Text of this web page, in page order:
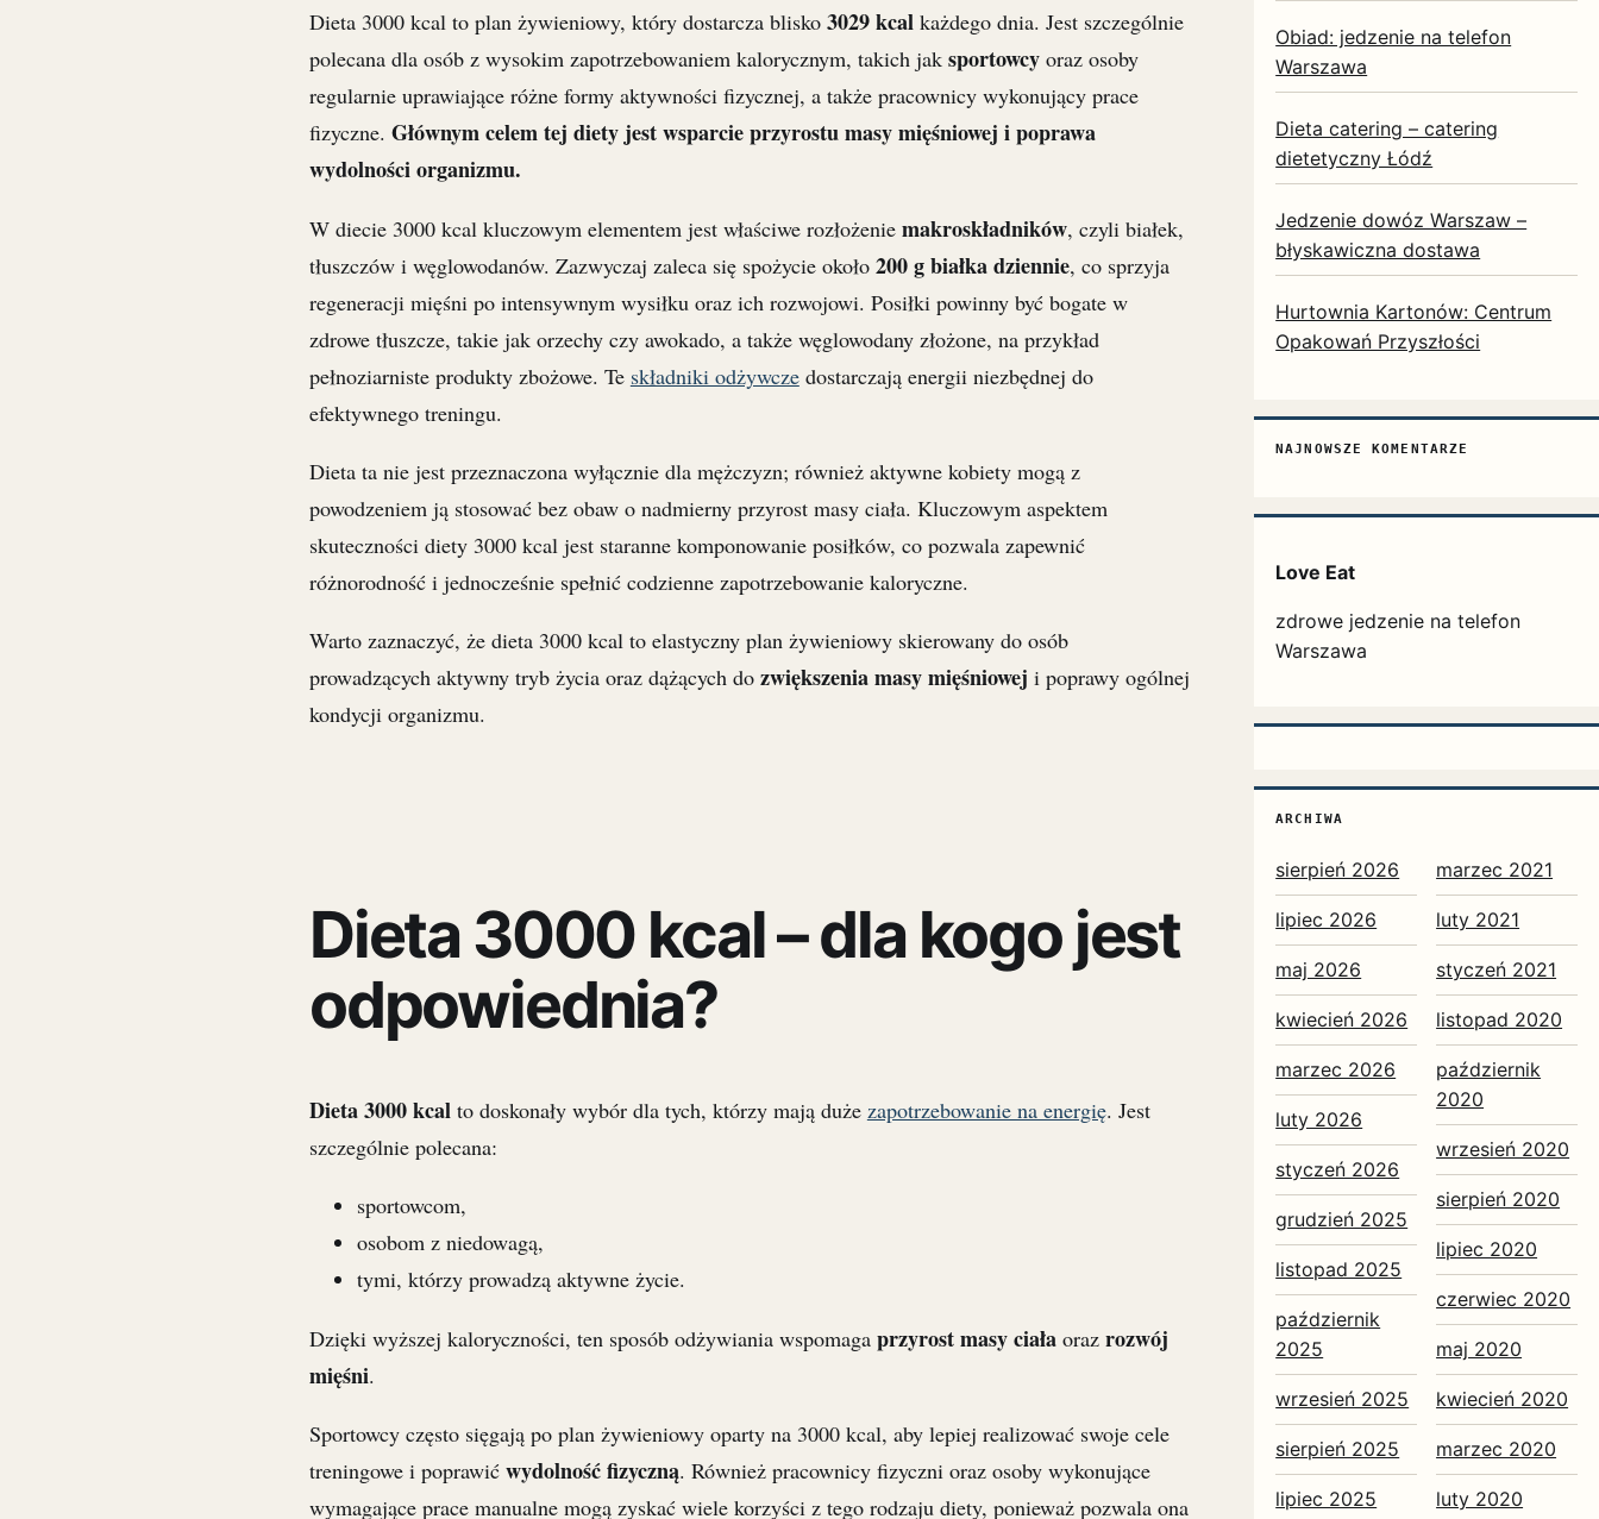
Dieta 3000 kcal to plan żywieniowy, który dostarcza blisko 3029 kcalkażdego dnia. Jest szczególnie
polecana dla osób z wysokim zapotrzebowaniem kalorycznym, takich jak sportowcyoraz osoby
regularnie uprawiające różne formy aktywności fizycznej, a także pracownicy wykonujący prace
fizyczne. Głównym celem tej diety jest wsparcie przyrostu masy mięśniowej i poprawa
wydolności organizmu.
W diecie 3000 kcal kluczowym elementem jest właściwe rozłożenie makroskładników, czyli białek,
tłuszczów i węglowodanów. Zazwyczaj zaleca się spożycie około 200 g białka dziennie, co sprzyja
regeneracji mięśni po intensywnym wysiłku oraz ich rozwojowi. Posiłki powinny być bogate w
zdrowe tłuszcze, takie jak orzechy czy awokado, a także węglowodany złożone, na przykład
pełnoziarniste produkty zbożowe. Te składniki odżywczedostarczają energii niezbędnej do
efektywnego treningu.
Dieta ta nie jest przeznaczona wyłącznie dla mężczyzn; również aktywne kobiety mogą z
powodzeniem ją stosować bez obaw o nadmierny przyrost masy ciała. Kluczowym aspektem
skuteczności diety 3000 kcal jest staranne komponowanie posiłków, co pozwala zapewnić
różnorodność i jednocześnie spełnić codzienne zapotrzebowanie kaloryczne.
Warto zaznaczyć, że dieta 3000 kcal to elastyczny plan żywieniowy skierowany do osób
prowadzących aktywny tryb życia oraz dążących do zwiększenia masy mięśniowej i poprawy ogólnej
kondycji organizmu.
Dieta 3000 kcal – dla kogo jest
odpowiednia?
Dieta 3000 kcalto doskonały wybór dla tych, którzy mają duże zapotrzebowanie na energię. Jest
szczególnie polecana:
sportowcom,
osobom z niedowagą,
tymi, którzy prowadzą aktywne życie.
Dzięki wyższej kaloryczności, ten sposób odżywiania wspomaga przyrost masy ciałaoraz rozwój
mięśni.
Sportowcy często sięgają po plan żywieniowy oparty na 3000 kcal, aby lepiej realizować swoje cele
treningowe i poprawić wydolność fizyczną. Również pracownicy fizyczni oraz osoby wykonujące
wymagające prace manualne mogą zyskać wiele korzyści z tego rodzaju diety, ponieważ pozwala ona
Obiad: jedzenie na telefon
Warszawa
Dieta catering – catering
dietetyczny Łódź
Jedzenie dowóz Warszaw –
błyskawiczna dostawa
Hurtownia Kartonów: Centrum
Opakowań Przyszłości
NAJNOWSZE KOMENTARZE
Love Eat
zdrowe jedzenie na telefon
Warszawa
ARCHIWA
sierpień 2026
lipiec 2026
maj 2026
kwiecień 2026
marzec 2026
luty 2026
styczeń 2026
grudzień 2025
listopad 2025
październik
2025
wrzesień 2025
sierpień 2025
lipiec 2025
marzec 2021
luty 2021
styczeń 2021
listopad 2020
październik
2020
wrzesień 2020
sierpień 2020
lipiec 2020
czerwiec 2020
maj 2020
kwiecień 2020
marzec 2020
luty 2020